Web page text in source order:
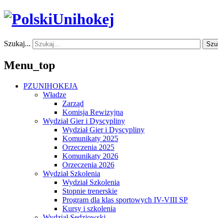
Szukaj...
Menu_top
PZUNIHOKEJA
Władze
Zarząd
Komisja Rewizyjna
Wydział Gier i Dyscypliny
Wydział Gier i Dyscypliny
Komunikaty 2025
Orzeczenia 2025
Komunikaty 2026
Orzeczenia 2026
Wydział Szkolenia
Wydział Szkolenia
Stopnie trenerskie
Program dla klas sportowych IV-VIII SP
Kursy i szkolenia